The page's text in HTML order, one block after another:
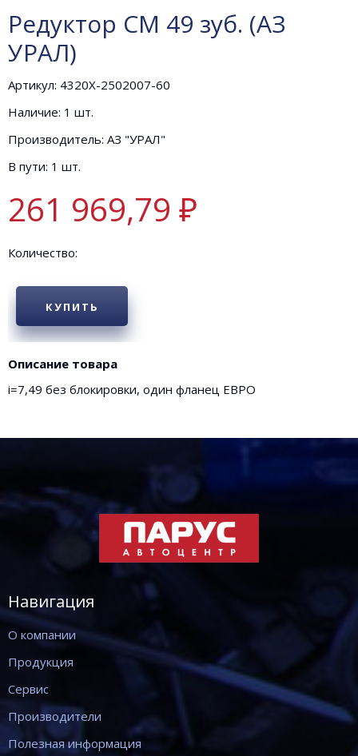
Редуктор СМ 49 зуб. (АЗ
УРАЛ)
Артикул: 4320Х-2502007-60
Наличие: 1 шт.
Производитель: АЗ "УРАЛ"
В пути: 1 шт.
261 969,79 ₽
Количество:
КУПИТЬ
Описание товара
i=7,49 без блокировки, один фланец ЕВРО
Навигация
О компании
Продукция
Сервис
Производители
Полезная информация